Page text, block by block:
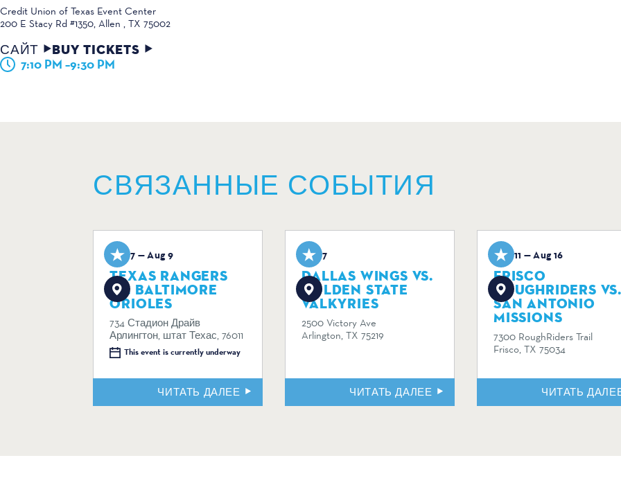
Credit Union of Texas Event Center
200 E Stacy Rd #1350 Allen , TX 75002
САЙТ BUY TICKETS
7:10 PM –9:30 PM
СВЯЗАННЫЕ СОБЫТИЯ
Aug 7 — Aug 9
TEXAS RANGERS
VS. BALTIMORE
ORIOLES
734 Стадион Драйв
Арлингтон, штат Техас, 76011
This event is currently underway
ЧИТАТЬ ДАЛЕЕ
Aug 7
DALLAS WINGS VS.
GOLDEN STATE
VALKYRIES
2500 Victory Ave
Arlington, TX 75219
ЧИТАТЬ ДАЛЕЕ
Aug 11 — Aug 16
FRISCO
ROUGHRIDERS
SAN ANTONIO
MISSIONS
7300 RoughRiders Trail
Frisco, TX 75034
ЧИТАТЬ